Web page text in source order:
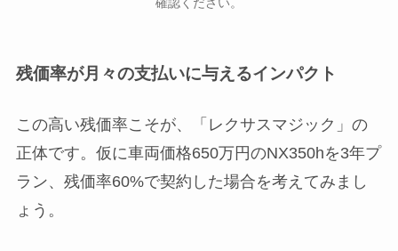
残価率が月々の支払いに与えるインパクト
この高い残価率こそが、「レクサスマジック」の
正体です。仮に車両価格650万円のNX350hを3年プ
ラン、残価率60%で契約した場合を考えてみまし
ょう。